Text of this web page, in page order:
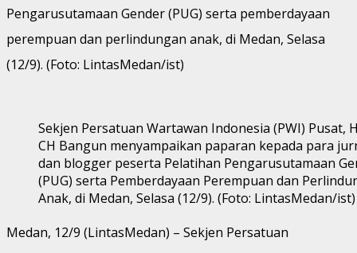
Pengarusutamaan Gender (PUG) serta pemberdayaan
perempuan dan perlindungan anak, di Medan, Selasa
(12/9). (Foto: LintasMedan/ist)
Sekjen Persatuan Wartawan Indonesia (PWI) Pusat,
CH Bangun menyampaikan paparan kepada para
dan blogger peserta Pelatihan Pengarusutamaan
(PUG) serta Pemberdayaan Perempuan dan
Anak, di Medan, Selasa (12/9). (Foto: LintasMedan/ist)
Medan, 12/9 (LintasMedan) – Sekjen Persatuan